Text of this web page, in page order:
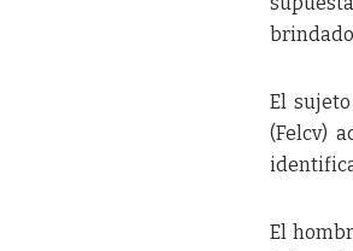
El
(Felcv)
El